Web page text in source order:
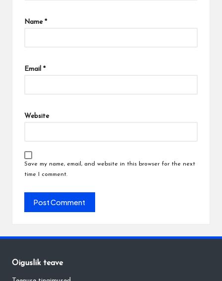
Name *
Email *
Website
Save my name, email, and website in this browser for the next
time I comment.
Õiguslik teave